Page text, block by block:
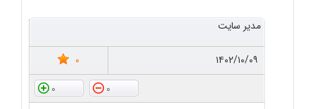
مدیر سایت
۱۴۰۲/۱۰/۰۹
0
0
0